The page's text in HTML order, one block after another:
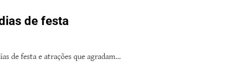
de festa
de festa e atrações que agradam…